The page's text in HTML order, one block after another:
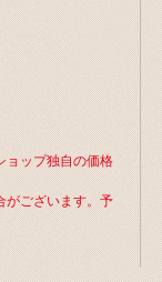
ョップ独自の価格
がございます。予